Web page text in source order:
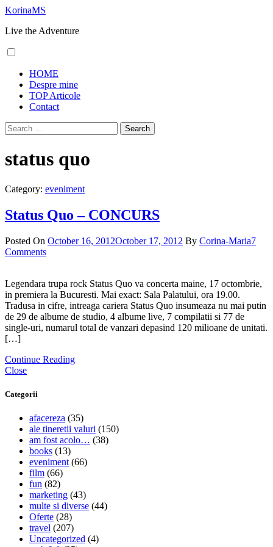
Skip
content
KorinaMS
Live the Adventure
Menu
HOME
Despre mine
TOP Articole
Contact
Search
for:
status quo
Category: eveniment
Status Quo – CONCURS
Posted On October 16, 2012October 17, 2012 By Corina-Maria7
Comments
Legendara trupa rock Status Quo va concerta maine, 17 octombrie,
in premiera la Bucuresti. Mai exact: Sala Palatului, ora 19.00.
Tradusa in cifre, intreaga cariera Status Quo insumeaza nu mai putin
de 29 de albume de studio, 4 albume live, 7 compilatii si 77 de
single-uri, numarul total de vanzari depasind 120 milioane de unitati.
[…]
Continue Reading
Close
Categorii
afacereza (35)
ale tineretii valuri (150)
am fost acolo… (38)
books (13)
eveniment (66)
film (66)
fun (82)
marketing (43)
multe si diverse (44)
Oferte (28)
travel (207)
Uncategorized (4)